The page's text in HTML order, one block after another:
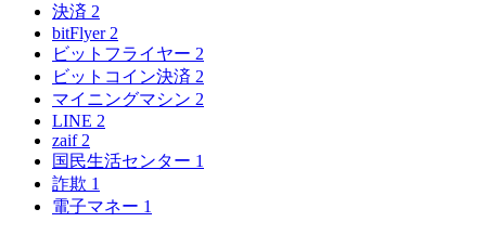
決済 2
bitFlyer 2
ビットフライヤー 2
ビットコイン決済 2
マイニングマシン 2
LINE 2
zaif 2
国民生活センター 1
詐欺 1
電子マネー 1